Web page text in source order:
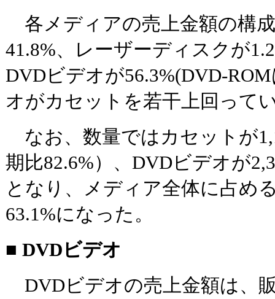
各メディアの売上金額の構
41.8%、レーザーディスクが
DVDビデオが56.3%(DVD-
オがカセットを若干上回って
なお、数量ではカセットが
期比82.6%）、DVDビデオが
となり、メディア全体に占め
63.1%になった。
■ DVDビデオ
DVDビデオの売上金額は、